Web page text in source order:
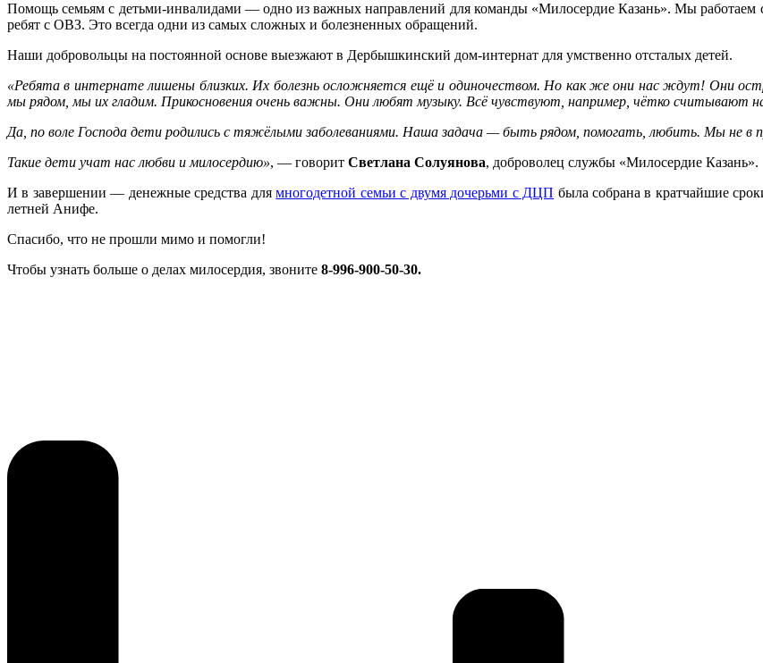
Помощь семьям с детьми-инвалидами — одно из важных направлений для команды «Милосердие Казань». Мы работаем
ребят с ОВЗ. Это всегда одни из самых сложных и болезненных обращений.
Наши добровольцы на постоянной основе выезжают в Дербышкинский дом-интернат для умственно отсталых детей.
«Ребята в интернате лишены близких. Их болезнь осложняется ещё и одиночеством. Но как же они нас ждут! Они
мы рядом, мы их гладим. Прикосновения очень важны. Они любят музыку. Всё чувствуют, например, чётко считывают
Да, по воле Господа дети родились с тяжёлыми заболеваниями. Наша задача — быть рядом, помогать, любить. Мы не в
Такие дети учат нас любви и милосердию», — говорит Светлана Солуянова, доброволец службы «Милосердие Казань».
И в завершении — денежные средства длямногодетной семьи с двумя дочерьми с ДЦП была собрана в кратчайшие
летней Анифе.
Спасибо, что не прошли мимо и помогли!
Чтобы узнать больше о делах милосердия, звоните 8-996-900-50-30.